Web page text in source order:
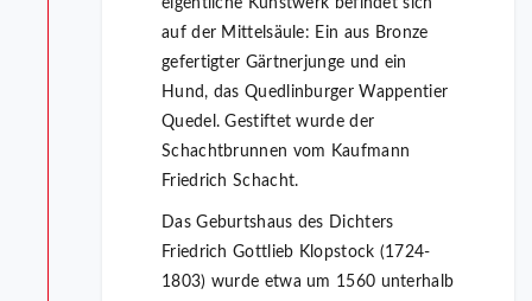
auf der Mittelsäule: Ein aus Bronze
gefertigter Gärtnerjunge und ein
Hund, das Quedlinburger Wappentier
Quedel. Gestiftet wurde der
Schachtbrunnen vom Kaufmann
Friedrich Schacht.
Das Geburtshaus des Dichters
Friedrich Gottlieb Klopstock (1724-
1803) wurde etwa um 1560 unterhalb